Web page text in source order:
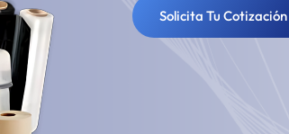
Solicita Tu Cotización